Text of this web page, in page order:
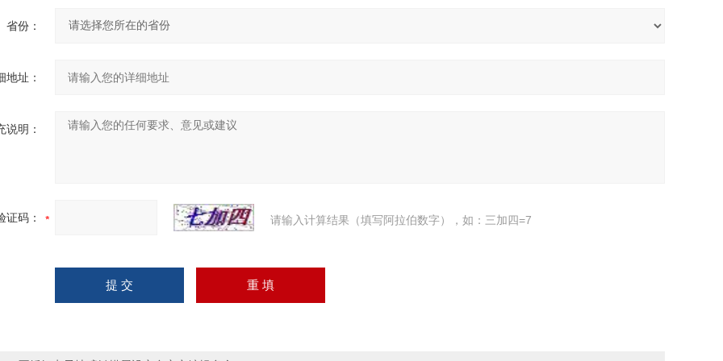
省份：
地址：
说明：
证码： 请输入计算结果（填写阿拉伯数字），如：三加四=7